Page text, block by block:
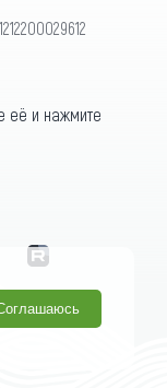
её и нажмите